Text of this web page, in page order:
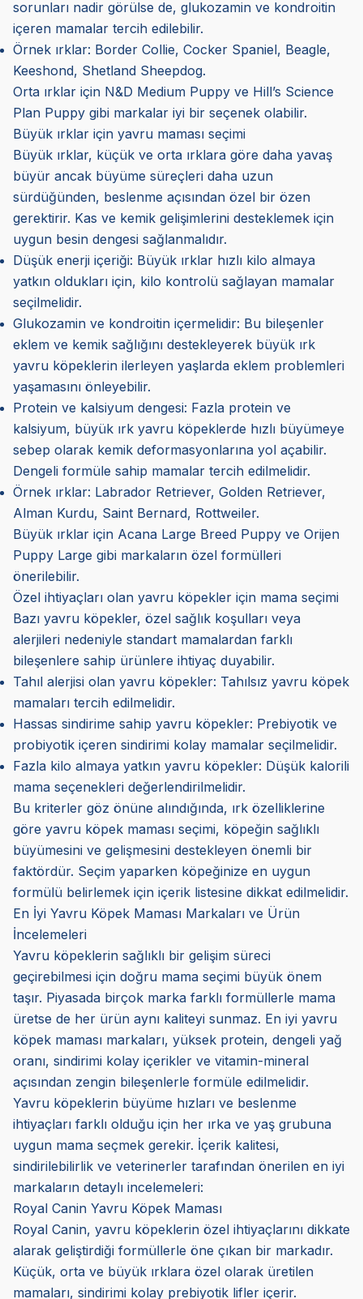
sorunları nadir görülse de, glukozamin ve kondroitin
içeren mamalar tercih edilebilir.
Örnek ırklar: Border Collie, Cocker Spaniel, Beagle,
Keeshond, Shetland Sheepdog.
Orta ırklar için N&D Medium Puppy ve Hill’s Science
Plan Puppy gibi markalar iyi bir seçenek olabilir.
Büyük ırklar için yavru maması seçimi
Büyük ırklar, küçük ve orta ırklara göre daha yavaş
büyür ancak büyüme süreçleri daha uzun
sürdüğünden, beslenme açısından özel bir özen
gerektirir. Kas ve kemik gelişimlerini desteklemek için
uygun besin dengesi sağlanmalıdır.
Düşük enerji içeriği: Büyük ırklar hızlı kilo almaya
yatkın oldukları için, kilo kontrolü sağlayan mamalar
seçilmelidir.
Glukozamin ve kondroitin içermelidir: Bu bileşenler
eklem ve kemik sağlığını destekleyerek büyük ırk
yavru köpeklerin ilerleyen yaşlarda eklem problemleri
yaşamasını önleyebilir.
Protein ve kalsiyum dengesi: Fazla protein ve
kalsiyum, büyük ırk yavru köpeklerde hızlı büyümeye
sebep olarak kemik deformasyonlarına yol açabilir.
Dengeli formüle sahip mamalar tercih edilmelidir.
Örnek ırklar: Labrador Retriever, Golden Retriever,
Alman Kurdu, Saint Bernard, Rottweiler.
Büyük ırklar için Acana Large Breed Puppy ve Orijen
Puppy Large gibi markaların özel formülleri
önerilebilir.
Özel ihtiyaçları olan yavru köpekler için mama seçimi
Bazı yavru köpekler, özel sağlık koşulları veya
alerjileri nedeniyle standart mamalardan farklı
bileşenlere sahip ürünlere ihtiyaç duyabilir.
Tahıl alerjisi olan yavru köpekler: Tahılsız yavru köpek
mamaları tercih edilmelidir.
Hassas sindirime sahip yavru köpekler: Prebiyotik ve
probiyotik içeren sindirimi kolay mamalar seçilmelidir.
Fazla kilo almaya yatkın yavru köpekler: Düşük kalorili
mama seçenekleri değerlendirilmelidir.
Bu kriterler göz önüne alındığında, ırk özelliklerine
göre yavru köpek maması seçimi, köpeğin sağlıklı
büyümesini ve gelişmesini destekleyen önemli bir
faktördür. Seçim yaparken köpeğinize en uygun
formülü belirlemek için içerik listesine dikkat edilmelidir.
En İyi Yavru Köpek Maması Markaları ve Ürün
İncelemeleri
Yavru köpeklerin sağlıklı bir gelişim süreci
geçirebilmesi için doğru mama seçimi büyük önem
taşır. Piyasada birçok marka farklı formüllerle mama
üretse de her ürün aynı kaliteyi sunmaz. En iyi yavru
köpek maması markaları, yüksek protein, dengeli yağ
oranı, sindirimi kolay içerikler ve vitamin-mineral
açısından zengin bileşenlerle formüle edilmelidir.
Yavru köpeklerin büyüme hızları ve beslenme
ihtiyaçları farklı olduğu için her ırka ve yaş grubuna
uygun mama seçmek gerekir. İçerik kalitesi,
sindirilebilirlik ve veterinerler tarafından önerilen en iyi
markaların detaylı incelemeleri:
Royal Canin Yavru Köpek Maması
Royal Canin, yavru köpeklerin özel ihtiyaçlarını dikkate
alarak geliştirdiği formüllerle öne çıkan bir markadır.
Küçük, orta ve büyük ırklara özel olarak üretilen
mamaları, sindirimi kolay prebiyotik lifler içerir.